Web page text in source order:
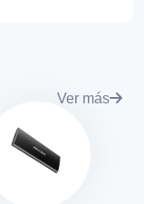
Ver más